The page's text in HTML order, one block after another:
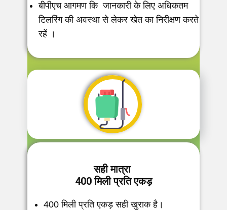
बीपीएच आगमण कि जानकारी के लिए अधिकतम ​
टिलरिंग की अवस्था से लेकर खेत का निरीक्षण करते
रहें ।
सही मात्रा
400 मिली प्रति एकड़
400 मिली प्रति एकड़ सही खुराक है।